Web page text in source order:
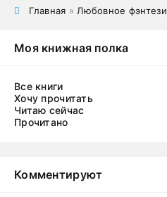
Главная »Любовное фэнтези
Моя книжная полка
Все книги
Хочу прочитать
Читаю сейчас
Прочитано
Комментируют